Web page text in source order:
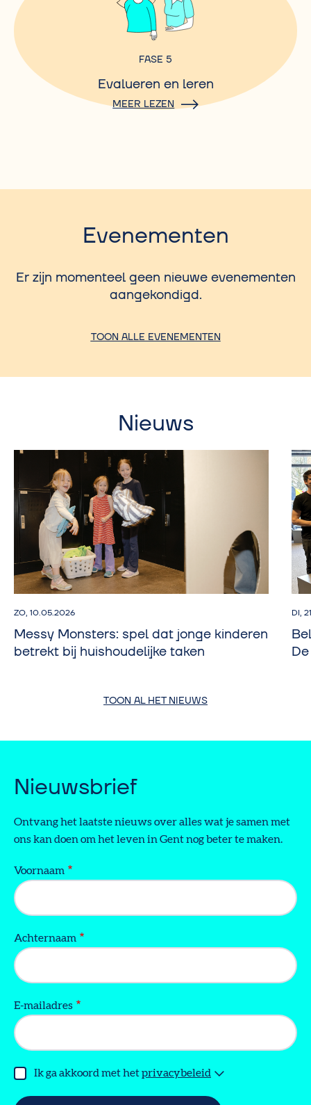
FASE 5
Evalueren en leren
MEER LEZEN
Evenementen
Er zijn momenteel geen nieuwe evenementen
aangekondigd.
TOON ALLE EVENEMENTEN
Nieuws
ZO, 10.05.2026
Messy Monsters: spel dat jonge kinderen
betrekt bij huishoudelijke taken
DI,
TOON AL HET NIEUWS
Nieuwsbrief
Ontvang het laatste nieuws over alles wat je samen met
ons kan doen om het leven in Gent nog beter te maken.
Voornaam
Achternaam
E-mailadres
Ik ga akkoord met hetprivacybeleid